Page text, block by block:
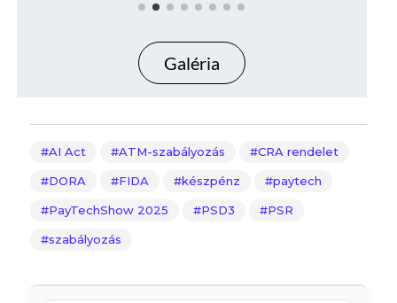
Galéria
AI Act ATM-szabályozás CRA rendelet
DORA FIDA készpénz paytech
PayTechShow 2025 PSD3 PSR
szabályozás